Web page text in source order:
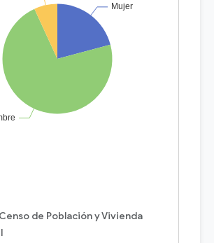
Censo de Población y Vivienda